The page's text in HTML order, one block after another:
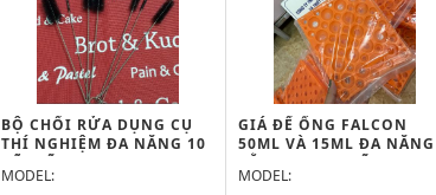
BỘ CHỔI RỬA DỤNG CỤ
THÍ NGHIỆM ĐA NĂNG 10
CỠ, HÃNG ONELAB
MODEL:
GIÁ ĐỂ ỐNG FALCON
50ML VÀ 15ML ĐA NĂNG
BẰNG NHỰA, HÃNG
ONELAB
MODEL: